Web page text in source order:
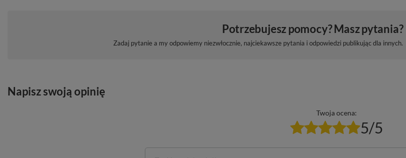
Potrzebujesz pomocy? Masz pytania?
Zadaj pytanie a my odpowiemy niezwłocznie, najciekawsze pytania i odpowiedzi publikując dla innych.
Napisz swoją opinię
Twoja ocena:
5/5